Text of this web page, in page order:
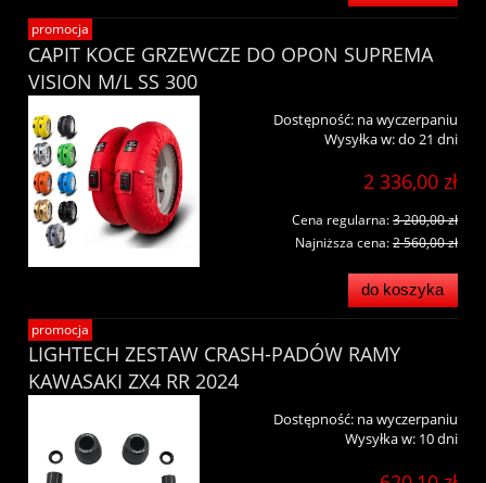
CAPIT KOCE GRZEWCZE DO OPON SUPREMA
VISION M/L SS 300
Dostępność: na wyczerpaniu
Wysyłka w:do 21 dni
2 336,00 zł
Cena regularna:3 200,00 zł
Najniższa cena:2 560,00 zł
do koszyka
promocja
LIGHTECH ZESTAW CRASH-PADÓW RAMY
KAWASAKI ZX4 RR 2024
Dostępność: na wyczerpaniu
Wysyłka w: 10 dni
promocja